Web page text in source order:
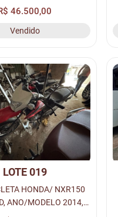
A DIESEL, PLACA:
RENAVAM:
01412675208.
46.500,00
Vendido
LOTE 019
HONDA/ NXR150
ANO/MODELO 2014,
A ALC/GASOL,